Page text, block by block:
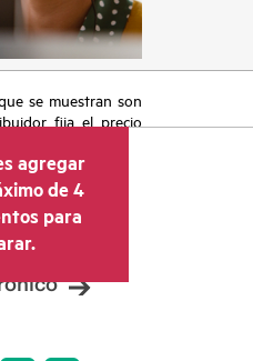
se muestran son
fija el precio
los impuestos a
El precio de la
el distribuidor
a otros
precio indicativo
indicativo puede
por tiempo
en cualquier
que incluyen, a
agregar
de 4
para